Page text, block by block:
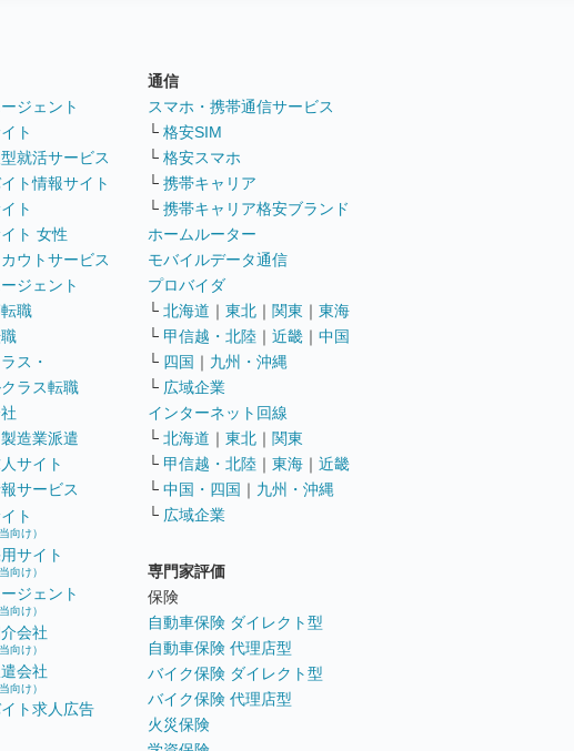
ジェント
ト
就活サービス
ト情報サイト
ト
ト 女性
ウトサービス
ジェント
職
ス・
ラス転職
造業派遣
サイト
サービス
ト
向け）
サイト
向け）
ジェント
向け）
会社
向け）
会社
向け）
ト求人広告
通信
スマホ・携帯通信サービス
└ 格安SIM
└ 格安スマホ
└ 携帯キャリア
└ 携帯キャリア格安ブランド
ホームルーター
モバイルデータ通信
プロバイダ
└ 北海道 ｜ 東北 ｜ 関東 ｜ 東海
└ 甲信越・北陸 ｜ 近畿 ｜ 中国
└ 四国 ｜ 九州・沖縄
└ 広域企業
インターネット回線
└ 北海道 ｜ 東北 ｜ 関東
└ 甲信越・北陸 ｜ 東海 ｜ 近畿
└ 中国・四国 ｜ 九州・沖縄
└ 広域企業
専門家評価
保険
自動車保険 ダイレクト型
自動車保険 代理店型
バイク保険 ダイレクト型
バイク保険 代理店型
火災保険